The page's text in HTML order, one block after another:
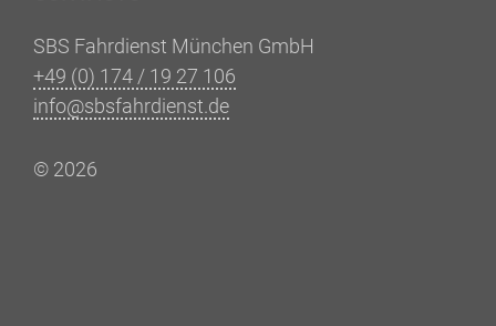
SBS Fahrdienst München GmbH
+49 (0) 174 / 19 27 106
info@sbsfahrdienst.de
© 2026